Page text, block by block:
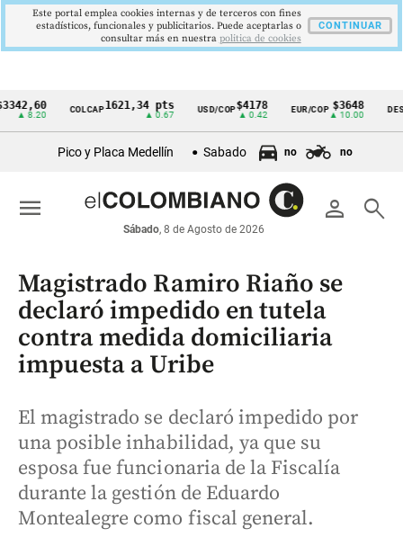
Cintillo
económicos
Colombia
COLCAP1621,34 pts USD/COP$4178
▲ 0.42
EUR/COP $3648
▲ 10.00
Pico y Placa Medellín Sabado no no
person search
Sábado, 8 de Agosto de 2026
menu
Magistrado Ramiro Riaño se
declaró impedido en tutela
contra medida domiciliaria
impuesta a Uribe
El magistrado se declaró impedido por
una posible inhabilidad, ya que su
esposa fue funcionaria de la Fiscalía
durante la gestión de Eduardo
Montealegre como fiscal general.
Este portal emplea cookies internas y de terceros con fines
estadísticos, funcionales y publicitarios. Puede aceptarlas o
consultar más en nuestra politica de cookies
CONTINUAR